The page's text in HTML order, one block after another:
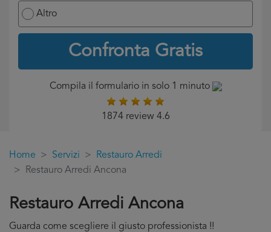
Altro
Confronta Gratis
Compila il formulario in solo 1 minuto
1874 review 4.6
Home Servizi
Restauro Arredi
Restauro Arredi Ancona
Restauro Arredi Ancona
Guarda come scegliere il giusto professionista !!